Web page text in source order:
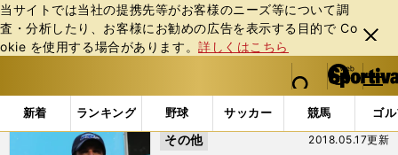
当サイトでは当社の提携先等がお客様のニーズ等について調
査・分析したり、お客様にお勧めの広告を表⽰する⽬的で Co
okie を使⽤する場合があります。詳しくはこちら
閉じ
る
web Sportiva (webスポルティーバ)
検索
マイペ
ー
ジ
メニュ
新着 ランキング 野球 サッカー 競馬 ゴ
b
ス
「#フィル・パワー」の最新ニュース・ 情報
2018.05.17更新
その他